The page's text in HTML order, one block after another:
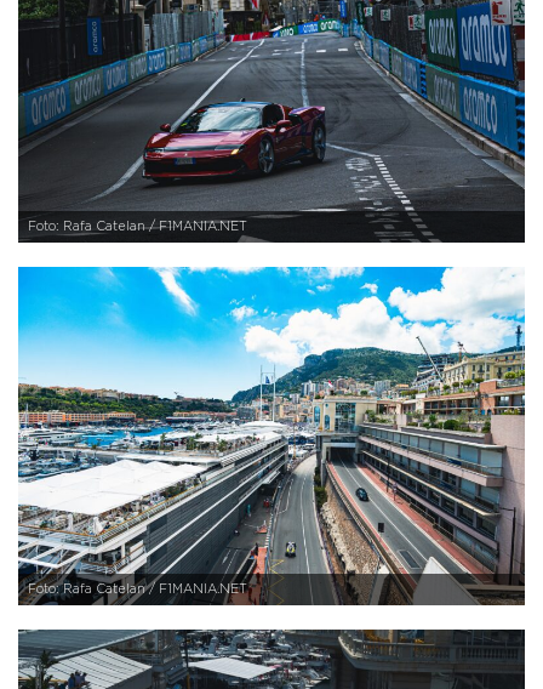
Foto: Rafa Catelan / F1MANIA.NET
Foto: Rafa Catelan / F1MANIA.NET